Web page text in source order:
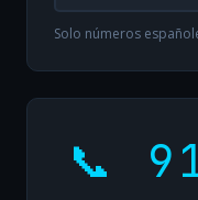
Solo números
📞